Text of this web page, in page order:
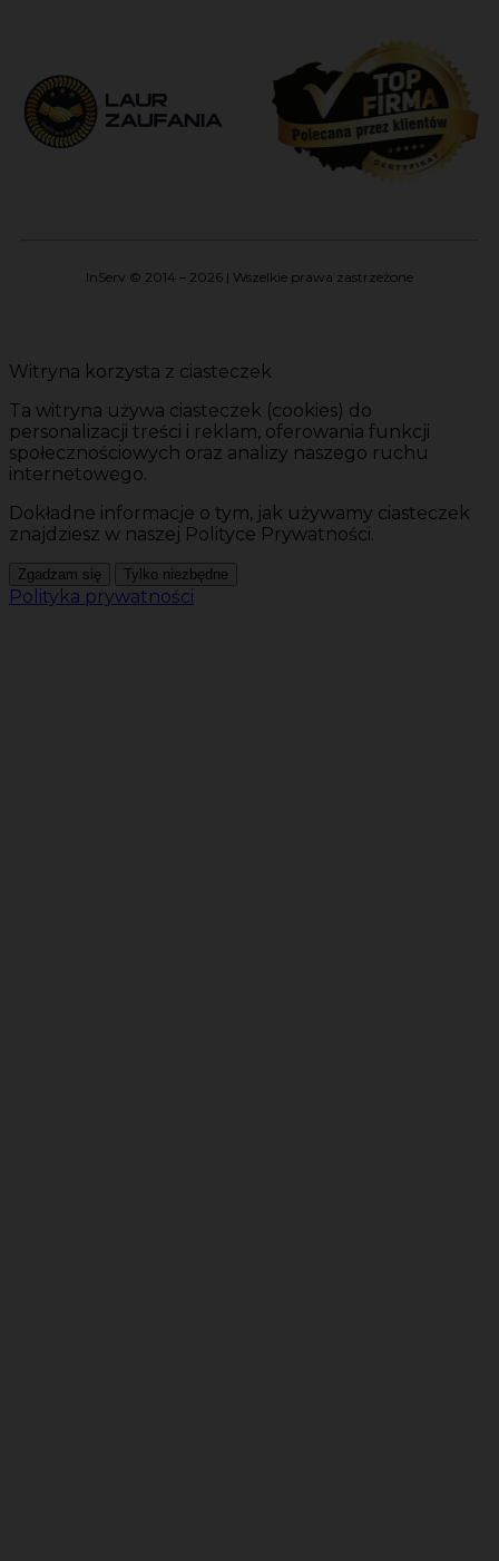
InServ © 2014 – 2026 | Wszelkie prawa zastrzeżone
Witryna korzysta z ciasteczek
Ta witryna używa ciasteczek (cookies) do
personalizacji treści i reklam, oferowania funkcji
społecznościowych oraz analizy naszego ruchu
internetowego.
Dokładne informacje o tym, jak używamy ciasteczek
znajdziesz w naszej Polityce Prywatności.
Zgadzam się Tylko niezbędne
Polityka prywatności